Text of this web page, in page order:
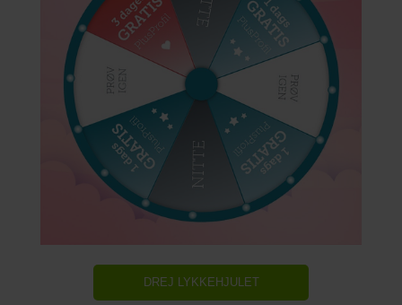
DREJ LYKKEHJULET